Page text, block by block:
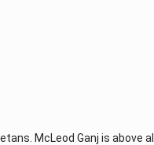
McLeod Ganj is above